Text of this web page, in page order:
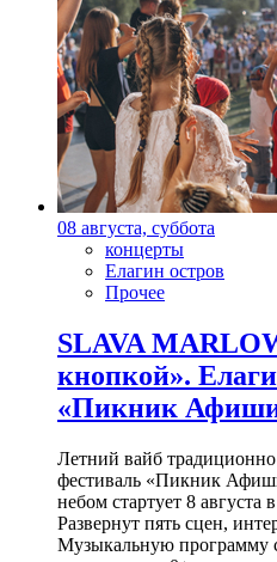
08 августа, суббота
концерты
Елагин остров
Прочее
SLAVA
кнопкой».
«Пикник
Летний вайб
фестиваль «Пикник
небом стартует 8 августа
Развернут пять сцен,
Музыкальную программу